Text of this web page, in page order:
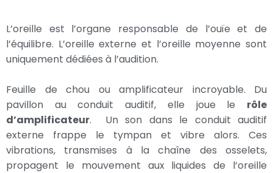
L’oreille est l’organe responsable de l’ouïe et de
l’équilibre. L’oreille externe et l’oreille moyenne sont
uniquement dédiées à l’audition.
Feuille de chou ou amplificateur incroyable. Du
pavillon au conduit auditif, elle joue le rôle
d’amplificateur. Un son dans le conduit auditif
externe frappe le tympan et vibre alors. Ces
vibrations, transmises à la chaîne des osselets,
propagent le mouvement aux liquides de l’oreille